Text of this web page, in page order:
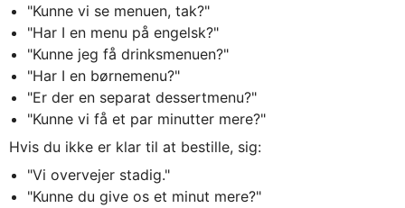
"Kunne vi se menuen, tak?"
"Har I en menu på engelsk?"
"Kunne jeg få drinksmenuen?"
"Har I en børnemenu?"
"Er der en separat dessertmenu?"
"Kunne vi få et par minutter mere?"
Hvis du ikke er klar til at bestille, sig:
"Vi overvejer stadig."
"Kunne du give os et minut mere?"